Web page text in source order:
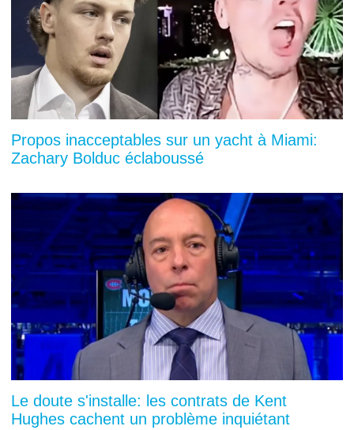
Propos inacceptables sur un yacht à Miami:
Zachary Bolduc éclaboussé
Le doute s'installe: les contrats de Kent
Hughes cachent un problème inquiétant